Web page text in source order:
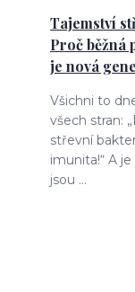
Tajemství
Proč běžná
je nová
Všichni to
všech stran:
střevní
imunita!“ A
jsou ...